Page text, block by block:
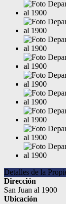
Detalles de la
Dirección
San Juan al 1900
Ubicación